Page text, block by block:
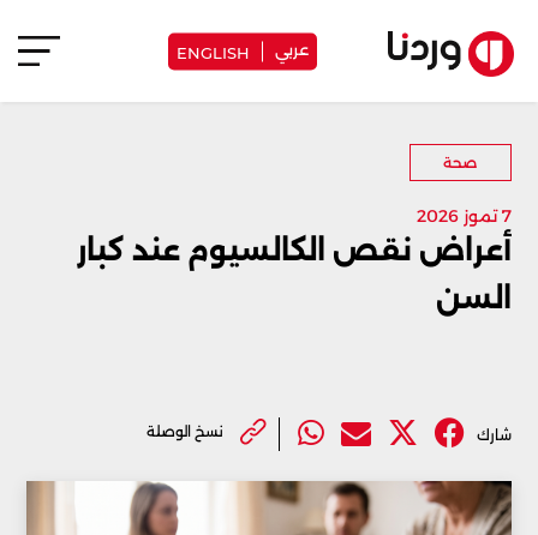
عربي ENGLISH
صحة
7 تموز 2026
أعراض نقص الكالسيوم عند كبار
السن
شارك نسخ الوصلة